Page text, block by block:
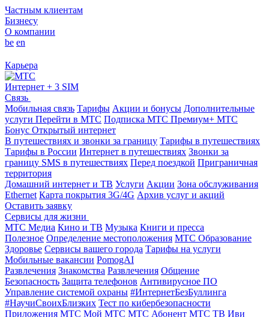
Частным клиентам
Бизнесу
О компании
be en
Карьера
Интернет + 3 SIM
Связь
Мобильная связь Тарифы Акции и бонусы Дополнительные
услуги Перейти в МТС Подписка МТС Премиум+ МТС
Бонус Открытый интернет
В путешествиях и звонки за границу Тарифы в путешествиях
Тарифы в России Интернет в путешествиях Звонки за
границу SMS в путешествиях Перед поездкой Приграничная
территория
Домашний интернет и ТВ Услуги Акции Зона обслуживания
Ethernet Карта покрытия 3G/4G Архив услуг и акций
Оставить заявку
Сервисы для жизни
МТС Медиа Кино и ТВ Музыка Книги и пресса
Полезное Определение местоположения МТС Образование
Здоровье Сервисы вашего города Тарифы на услуги
Мобильные вакансии PomogAI
Развлечения Знакомства Развлечения Общение
Безопасность Защита телефонов Антивирусное ПО
Управление системой охраны #ИнтернетБезБуллинга
#НаучиСвоихБлизких Тест по кибербезопасности
Приложения МТС Мой МТС МТС Абонент МТС ТВ Иви